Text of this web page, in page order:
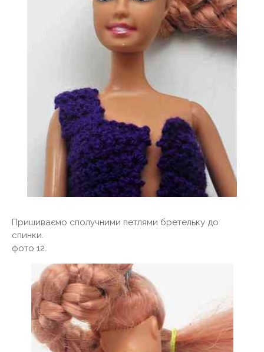
Пришиваємо сполучними петлями бретельку до
спинки.
фото 12.